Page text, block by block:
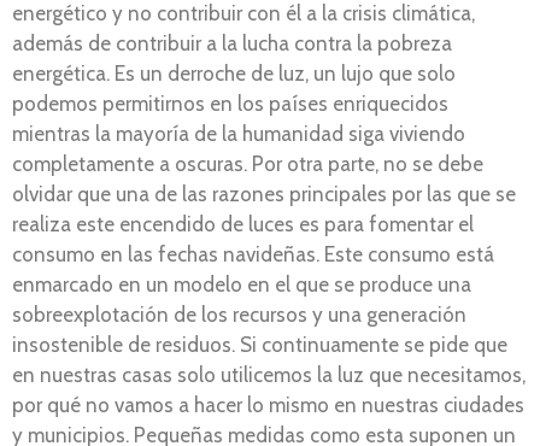
energético y no contribuir con él a la crisis climática,
además de contribuir a la lucha contra la pobreza
energética. Es un derroche de luz, un lujo que solo
podemos permitirnos en los países enriquecidos
mientras la mayoría de la humanidad siga viviendo
completamente a oscuras. Por otra parte, no se debe
olvidar que una de las razones principales por las que se
realiza este encendido de luces es para fomentar el
consumo en las fechas navideñas. Este consumo está
enmarcado en un modelo en el que se produce una
sobreexplotación de los recursos y una generación
insostenible de residuos. Si continuamente se pide que
en nuestras casas solo utilicemos la luz que necesitamos,
por qué no vamos a hacer lo mismo en nuestras ciudades
y municipios. Pequeñas medidas como esta suponen un